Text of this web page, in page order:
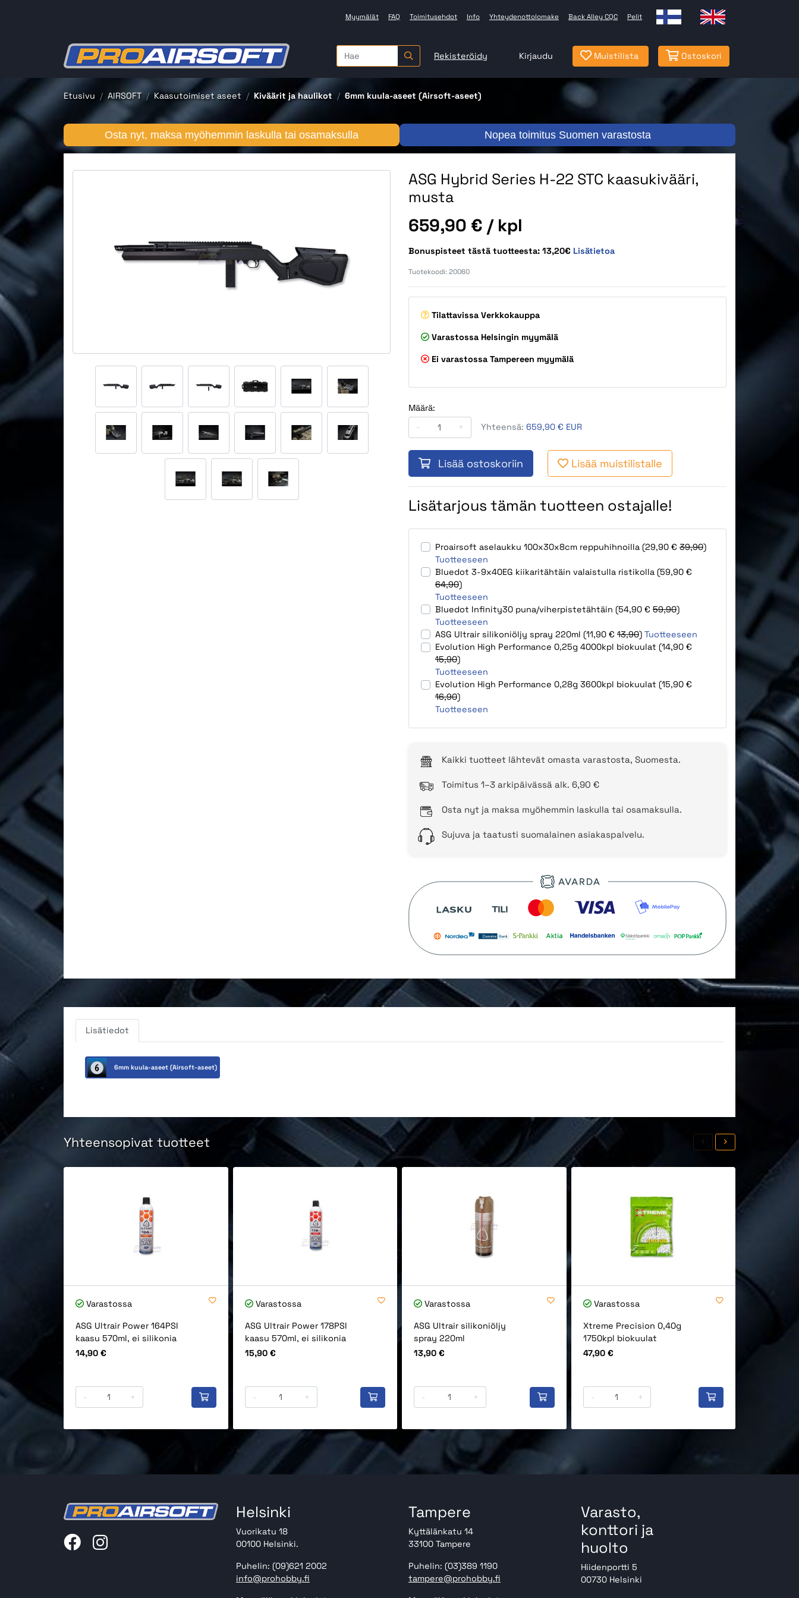
Myymälät FAQ Toimitusehdot Info Yhteydenottolomake Back Alley CQC Pelit
Rekisteröidy Kirjaudu Muistilista Ostoskori
Etusivu AIRSOFT Kaasutoimiset aseet Kiväärit ja haulikot 6mm kuula-aseet (Airsoft-aseet)
Osta nyt, maksa myöhemmin laskulla tai osamaksulla Nopea toimitus Suomen varastosta
ASG Hybrid Series H-22 STC kaasukivääri,
musta
Hinta
659,90 € / kpl
Bonuspisteet tästä tuotteesta: 13,20€ Lisätietoa
Tuotekoodi: 20060
Tilattavissa Verkkokauppa
Varastossa Helsingin myymälä
Ei varastossa Tampereen myymälä
Määrä:
-
+ Yhteensä: 659,90 € EUR
Lisää ostoskoriin Lisää muistilistalle
Lisätarjous tämän tuotteen ostajalle!
Proairsoft aselaukku 100x30x8cm reppuhihnoilla (29,90 € 39,90)
Tuotteeseen
Bluedot 3-9x40EG kiikaritähtäin valaistulla ristikolla (59,90 €
64,90)
Tuotteeseen
Bluedot Infinity30 puna/viherpistetähtäin (54,90 € 59,90)
Tuotteeseen
ASG Ultrair silikoniöljy spray 220ml (11,90 € 13,90) Tuotteeseen
Evolution High Performance 0,25g 4000kpl biokuulat (14,90 €
15,90)
Tuotteeseen
Evolution High Performance 0,28g 3600kpl biokuulat (15,90 €
16,90)
Tuotteeseen
Kaikki tuotteet lähtevät omasta varastosta, Suomesta.
Toimitus 1–3 arkipäivässä alk. 6,90 €
Osta nyt ja maksa myöhemmin laskulla tai osamaksulla.
Sujuva ja taatusti suomalainen asiakaspalvelu.
Lisätiedot
6mm kuula-aseet (Airsoft-aseet)
Yhteensopivat tuotteet
Varastossa
ASG Ultrair Power 164PSI
kaasu 570ml, ei silikonia
Hinta
14,90 €
- +
Varastossa
ASG Ultrair Power 178PSI
kaasu 570ml, ei silikonia
Hinta
15,90 €
- +
Varastossa
ASG Ultrair silikoniöljy
spray 220ml
Hinta
13,90 €
- +
Varastossa
Xtreme Precision 0,40g
1750kpl biokuulat
Hinta
47,90 €
- +
Helsinki
Vuorikatu 18
00100 Helsinki.
Puhelin: (09)621 2002
info@prohobby.fi
Tampere
Kyttälänkatu 14
33100 Tampere
Puhelin: (03)389 1190
tampere@prohobby.fi
Varasto,
konttori ja
huolto
Hiidenportti 5
00730 Helsinki